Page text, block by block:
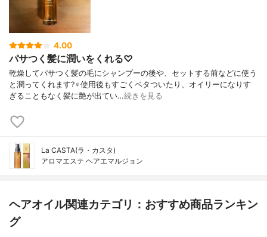
4.00
パサつく髪に潤いをくれる♡
乾燥してパサつく髪の毛にシャンプーの後や、セットする前などに使う
と潤ってくれます?‍♀️使用後もすごくベタついたり、オイリーになりす
ぎることもなく髪に艶が出てい…続きを見る
La CASTA(ラ・カスタ)
アロマエステ ヘアエマルジョン
ヘアオイル関連カテゴリ：おすすめ商品ランキン
グ